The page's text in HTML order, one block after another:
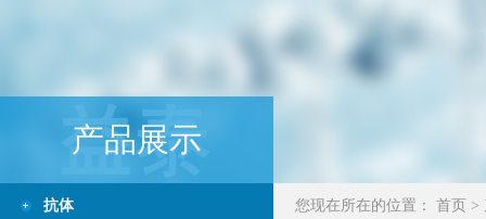
产品展示
抗体 您现在所在的位置： 首页 >